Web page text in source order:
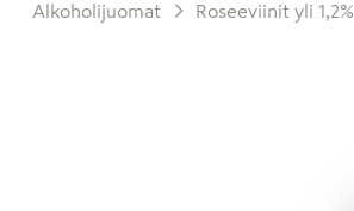
Alkoholijuomat Roseeviinit yli 1,2%